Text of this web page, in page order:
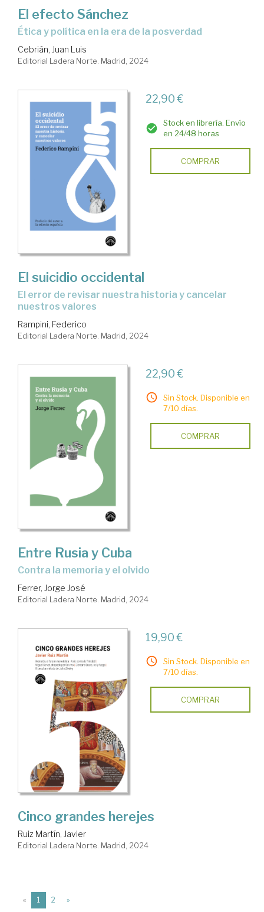
El efecto Sánchez
ética y política en la era de la posverdad
Cebrián, Juan Luis
Editorial Ladera Norte. Madrid, 2024
22,90 €
Stock en librería. Envío
en 24/48 horas
COMPRAR
El suicidio occidental
el error de revisar nuestra historia y cancelar
nuestros valores
Rampini, Federico
Editorial Ladera Norte. Madrid, 2024
22,90 €
Sin Stock. Disponible en
7/10 días.
COMPRAR
Entre Rusia y Cuba
contra la memoria y el olvido
Ferrer, Jorge José
Editorial Ladera Norte. Madrid, 2024
19,90 €
Sin Stock. Disponible en
7/10 días.
COMPRAR
Cinco grandes herejes
Ruiz Martín, Javier
Editorial Ladera Norte. Madrid, 2024
« 1 (current)
2 »